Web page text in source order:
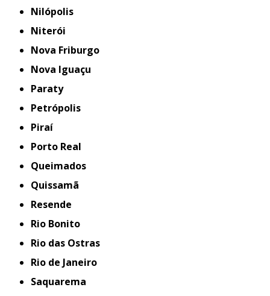
Nilópolis
Niterói
Nova Friburgo
Nova Iguaçu
Paraty
Petrópolis
Piraí
Porto Real
Queimados
Quissamã
Resende
Rio Bonito
Rio das Ostras
Rio de Janeiro
Saquarema